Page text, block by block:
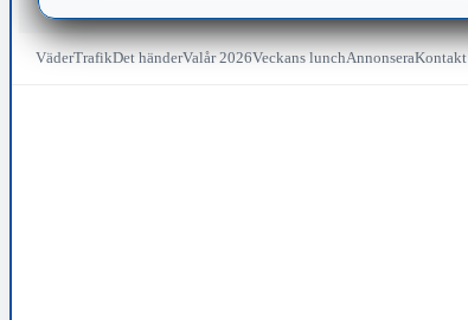
VäderTrafikDet händerValår 2026Veckans lunchAnnonseraKontakt